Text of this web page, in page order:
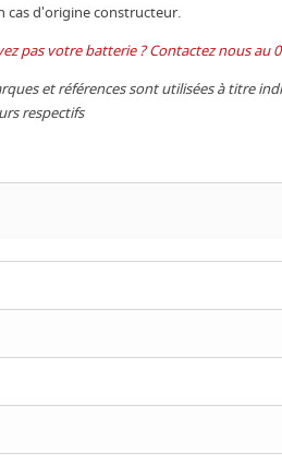
cas d'origine constructeur.
pas votre batterie ? Contactez nous au
et références sont utilisées à titre
respectifs